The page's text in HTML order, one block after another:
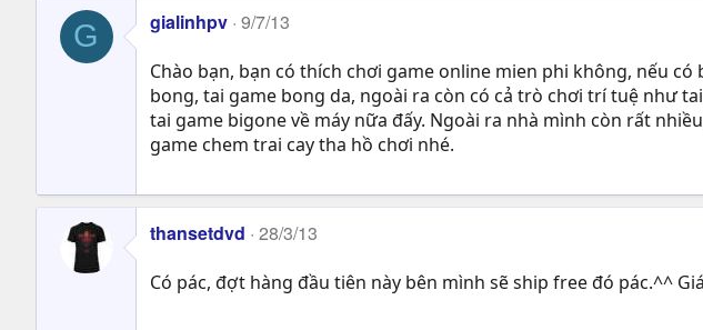
G gialinhpv 9/7/13
Chào bạn, bạn có thích chơi game online mien phi không, nếu
bong, tai game bong da, ngoài ra còn có cả trò chơi trí tuệ như
tai game bigone về máy nữa đấy. Ngoài ra nhà mình còn rất
game chem trai cay tha hồ chơi nhé.
thansetdvd 28/3/13
Có pác, đợt hàng đầu tiên này bên mình sẽ ship free đó pác.^^